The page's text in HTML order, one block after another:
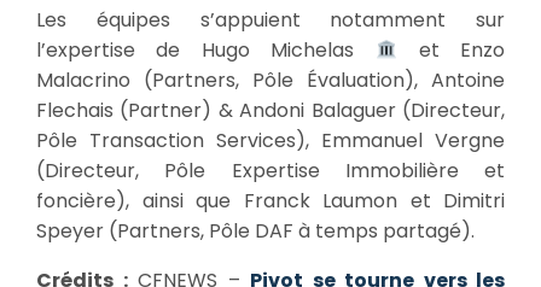
Les équipes s’appuient notamment sur
l’expertise de Hugo Michelas
et Enzo
Malacrino (Partners, Pôle Évaluation), Antoine
Flechais (Partner) & Andoni Balaguer (Directeur,
Pôle Transaction Services), Emmanuel Vergne
(Directeur, Pôle Expertise Immobilière et
foncière), ainsi que Franck Laumon et Dimitri
Speyer (Partners, Pôle DAF à temps partagé).
Crédits :CFNEWS – Pivot se tourne vers les